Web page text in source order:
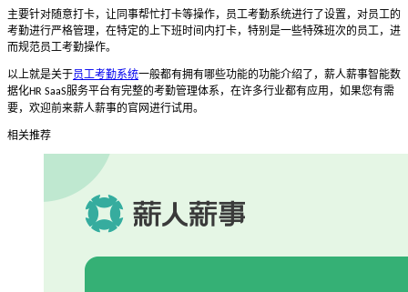
主要针对随意打卡，让同事帮忙打卡等操作， 员工考勤系统进行了设置，对员工的
考勤进行严格管理，在特定的上下班时间内打卡，特别是一些特殊班次的员工，进
而规范员工考勤操作。
以上就是关于员工考勤系统一般都有拥有哪些功能的功能介绍了，薪人薪事智能数
据化HR SaaS服务平台有完整的考勤管理体系，在许多行业都有应用，如果您有需
要，欢迎前来薪人薪事的官网进行试用。
相关推荐